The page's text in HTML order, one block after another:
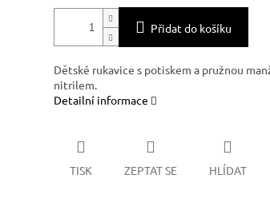
Přidat do košíku
Dětské rukavice s potiskem a pružnou
nitrilem.
Detailní informace
TISK ZEPTAT SE HLÍDAT